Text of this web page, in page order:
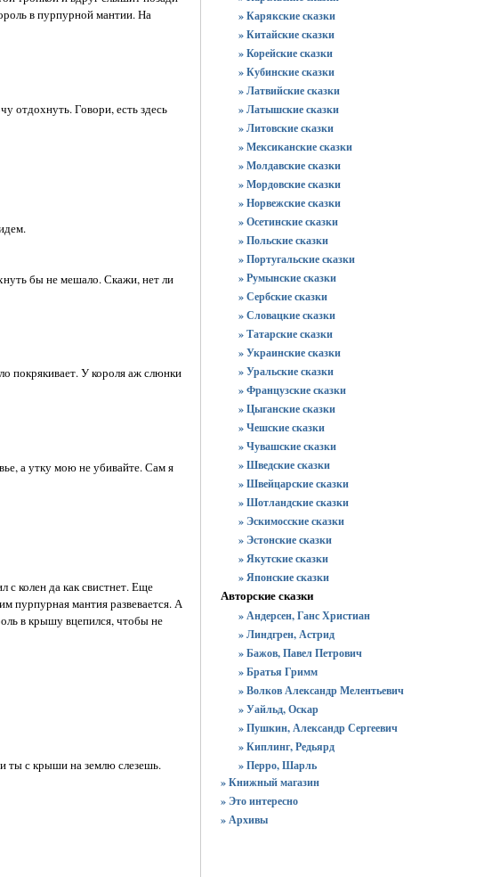
в пурпурной мантии. На
отдохнуть. Говори, есть здесь
бы не мешало. Скажи, нет ли
покрякивает. У короля аж слюнки
а утку мою не убивайте. Сам я
с колен да как свистнет. Еще
пурпурная мантия развевается. А
в крышу вцепился, чтобы не
ты с крыши на землю слезешь.
» Карякские сказки
» Китайские сказки
» Корейские сказки
» Кубинские сказки
» Латвийские сказки
» Латышские сказки
» Литовские сказки
» Мексиканские сказки
» Молдавские сказки
» Мордовские сказки
» Норвежские сказки
» Осетинские сказки
» Польские сказки
» Португальские сказки
» Румынские сказки
» Сербские сказки
» Словацкие сказки
» Татарские сказки
» Украинские сказки
» Уральские сказки
» Французские сказки
» Цыганские сказки
» Чешские сказки
» Чувашские сказки
» Шведские сказки
» Швейцарские сказки
» Шотландские сказки
» Эскимосские сказки
» Эстонские сказки
» Якутские сказки
» Японские сказки
Авторские сказки
» Андерсен, Ганс Христиан
» Линдгрен, Астрид
» Бажов, Павел Петрович
» Братья Гримм
» Волков Александр Мелентьевич
» Уайльд, Оскар
» Пушкин, Александр Сергеевич
» Киплинг, Редьярд
» Перро, Шарль
» Книжный магазин
» Это интересно
» Архивы